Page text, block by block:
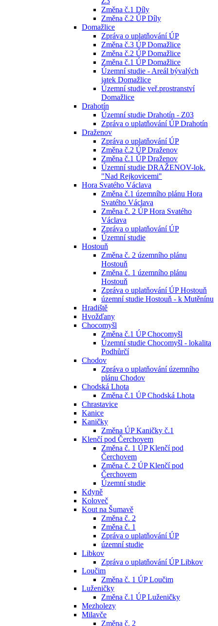
Změna č.1 Díly
Změna č.2 ÚP Díly
Domažlice
Zpráva o uplatňování ÚP
Změna č.3 ÚP Domažlice
Změna č.2 ÚP Domažlice
Změna č.1 ÚP Domažlice
Územní studie - Areál bývalých
jatek Domažlice
Územní studie veř.prostranství
Domažlice
Drahotín
Územní studie Drahotín - Z03
Zpráva o uplatňování ÚP Drahotín
Draženov
Zpráva o uplatňování ÚP
Změna č.2 ÚP Draženov
Změna č.1 ÚP Draženov
Územní studie DRAŽENOV-lok.
"Nad Rejkovicemi"
Hora Svatého Václava
Změna č.1 územního plánu Hora
Svatého Václava
Změna č. 2 ÚP Hora Svatého
Václava
Zpráva o uplatňování ÚP
Územní studie
Hostouň
Změna č. 2 územního plánu
Hostouň
Změna č. 1 územního plánu
Hostouň
Zpráva o uplatňování ÚP Hostouň
územní studie Hostouň - k Mutěnínu
Hradiště
Hvožďany
Chocomyšl
Změna č.1 ÚP Chocomyšl
Územní studie Chocomyšl - lokalita
Podhůrčí
Chodov
Zpráva o uplatňování územního
plánu Chodov
Chodská Lhota
Změna č.1 ÚP Chodská Lhota
Chrastavice
Kanice
Kaničky
Změna ÚP Kaničky č.1
Klenčí pod Čerchovem
Změna č. 1 ÚP Klenčí pod
Čerchovem
Změna č. 2 ÚP Klenčí pod
Čerchovem
Územní studie
Kdyně
Koloveč
Kout na Šumavě
Změna č. 2
Změna č. 1
Zpráva o uplatňování ÚP
územní studie
Libkov
Zpráva o uplatňování ÚP Libkov
Loučim
Změna č. 1 ÚP Loučim
Luženičky
Změna č.1 ÚP Luženičky
Mezholezy
Milavče
Změna č. 2